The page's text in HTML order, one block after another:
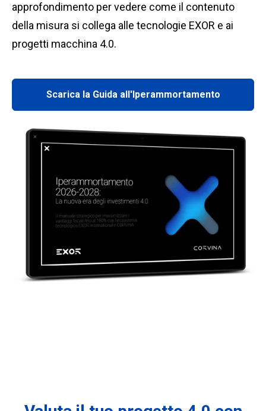
approfondimento per vedere come il contenuto
della misura si collega alle tecnologie EXOR e ai
progetti macchina 4.0.
Scarica la Guida all'Iperammortamento